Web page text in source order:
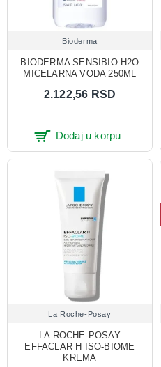
Bioderma
BIODERMA SENSIBIO H2O
MICELARNA VODA 250ML
2.122,56 RSD
Dodaj u korpu
La Roche-Posay
LA ROCHE-POSAY
EFFACLAR H ISO-BIOME
KREMA